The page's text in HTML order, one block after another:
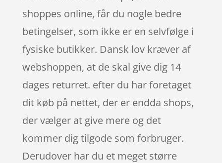
shoppes online, får du nogle bedre
betingelser, som ikke er en selvfølge i
fysiske butikker. Dansk lov kræver af
webshoppen, at de skal give dig 14
dages returret. efter du har foretaget
dit køb på nettet, der er endda shops,
der vælger at give mere og det
kommer dig tilgode som forbruger.
Derudover har du et meget større